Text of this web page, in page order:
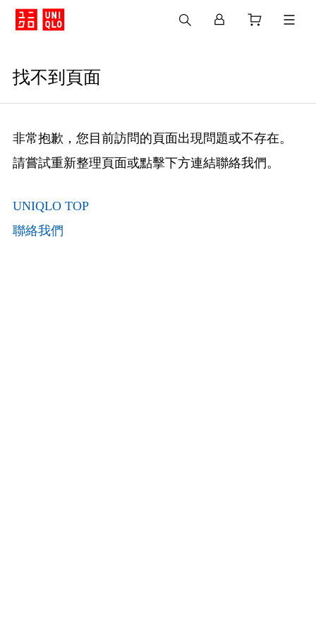
找不到頁面
非常抱歉，您目前訪問的頁面出現問題或不存在。
請嘗試重新整理頁面或點擊下方連結聯絡我們。
UNIQLO TOP
聯絡我們